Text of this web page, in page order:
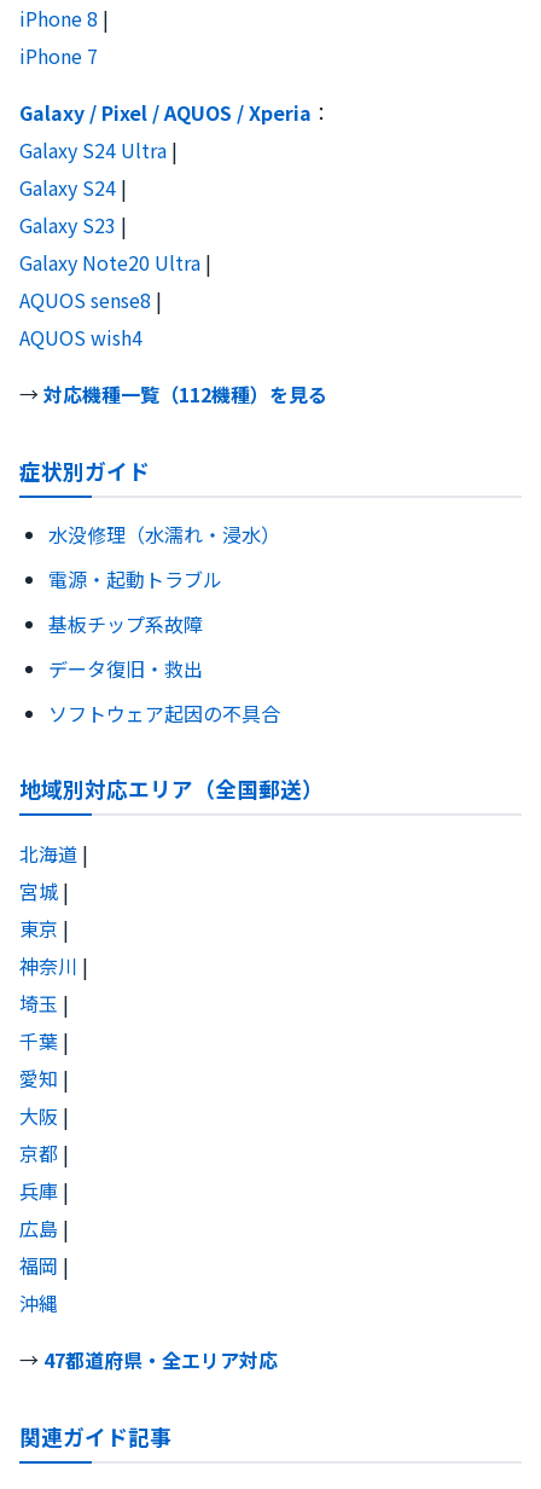
iPhone 8 |
iPhone 7
Galaxy / Pixel / AQUOS / Xperia ：
Galaxy S24 Ultra |
Galaxy S24 |
Galaxy S23 |
Galaxy Note20 Ultra |
AQUOS sense8 |
AQUOS wish4
→対応機種一覧（112機種）を見る
症状別ガイド
水没修理（水濡れ・浸水）
電源・起動トラブル
基板チップ系故障
データ復旧・救出
ソフトウェア起因の不具合
地域別対応エリア（全国郵送）
北海道 |
宮城 |
東京 |
神奈川 |
埼玉 |
千葉 |
愛知 |
大阪 |
京都 |
兵庫 |
広島 |
福岡 |
沖縄
→ 47都道府県・全エリア対応
関連ガイド記事